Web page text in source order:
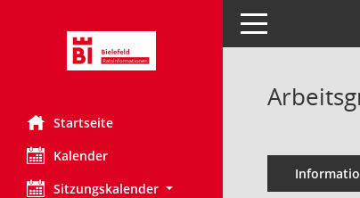
Startseite
Kalender
Sitzungskalender
Toggle navigation